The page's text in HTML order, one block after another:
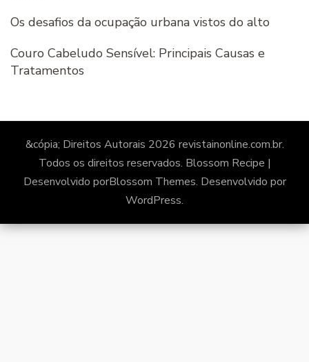
Os desafios da ocupação urbana vistos do alto
Couro Cabeludo Sensível: Principais Causas e
Tratamentos
&cópia; Direitos Autorais 2026 revistainonline.com.br.
Todos os direitos reservados. Blossom Recipe |
Desenvolvido porBlossom Themes. Desenvolvido por
WordPress.